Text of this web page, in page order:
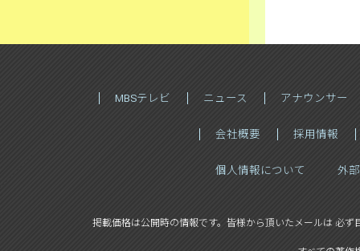
MBSテレビ ニュース アナウンサー
会社概要 採用情報
個人情報について 外
掲載価格は公開時の情報です。皆様から頂いたメールは 必ず